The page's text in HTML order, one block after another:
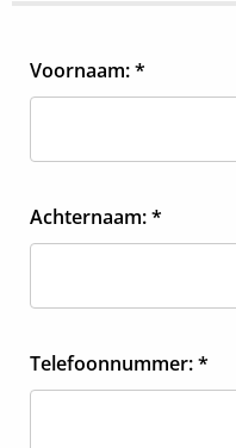
Voornaam: *
Achternaam: *
Telefoonnummer: *